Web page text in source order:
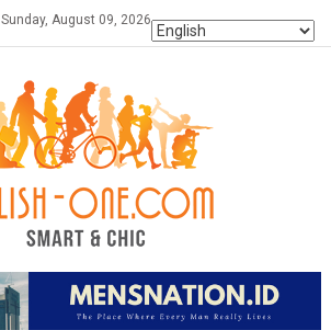
Sunday, August 09, 2026